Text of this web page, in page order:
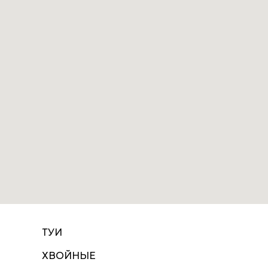
ХВОЙНЫЕ
ТУИ